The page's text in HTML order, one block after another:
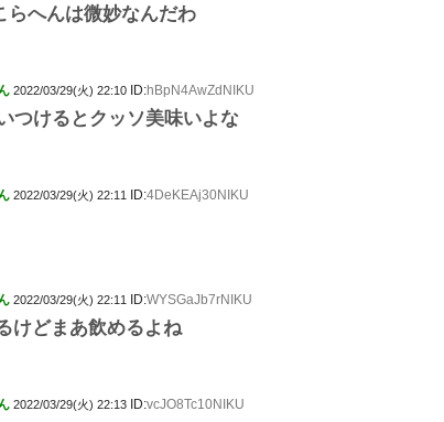
らへんは微妙なんだわ
2022/03/29(火) 22:10 ID:hBpN4AwZdNIKU
つけるとクッソ美味いよな
2022/03/29(火) 22:11 ID:4DeKEAj30NIKU
2022/03/29(火) 22:11 ID:WYSGaJb7rNIKU
けどまあ飲めるよね
2022/03/29(火) 22:13 ID:vcJO8Tc10NIKU